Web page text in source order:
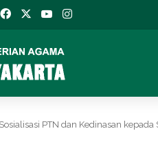
Facebook YouTube
Sosialisasi PTN dan Kedinasan